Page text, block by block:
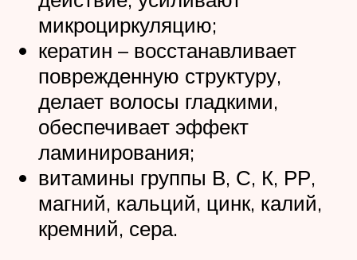
микроциркуляцию;
кератин – восстанавливает
поврежденную структуру,
делает волосы гладкими,
обеспечивает эффект
ламинирования;
витамины группы В, С, К, РР,
магний, кальций, цинк, калий,
кремний, сера.